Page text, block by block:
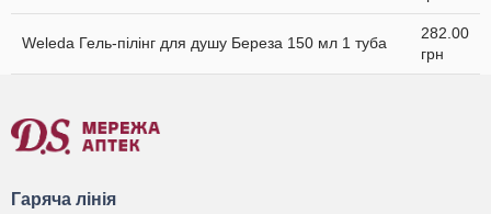
Weleda Гель-пілінг для душу Береза 150 мл 1 туба
282.00
грн
Гаряча лінія